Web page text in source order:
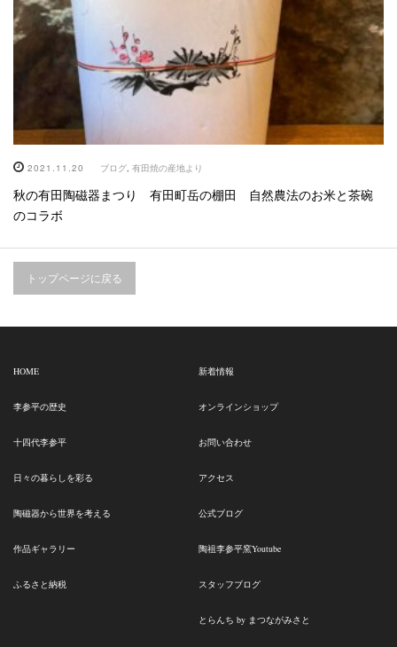
2021.11.20 ブログ 有田焼の産地より
秋の有田陶磁器まつり 有田町岳の棚田 自然農法のお米と茶碗
のコラボ
トップページに戻る
HOME
李参平の歴史
十四代李参平
日々の暮らしを彩る
陶磁器から世界を考える
作品ギャラリー
ふるさと納税
新着情報
オンラインショップ
お問い合わせ
アクセス
公式ブログ
陶祖李参平窯Youtube
スタッフブログ
とらんち by まつながみさと